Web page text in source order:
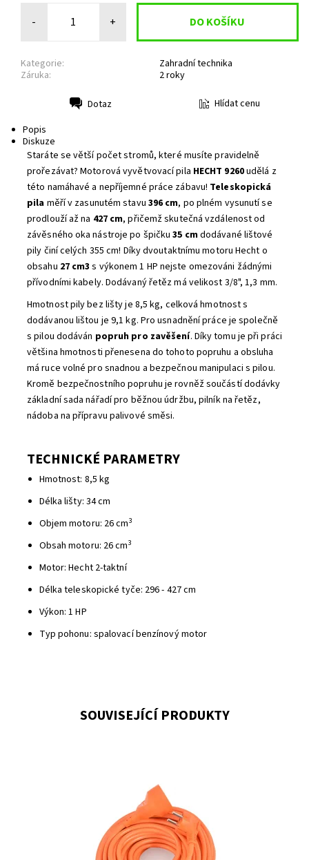
- +
Kategorie:
Zahradní technika
Záruka:
2 roky
Dotaz
Hlídat cenu
Popis
Diskuze
Staráte se větší počet stromů, které musíte pravidelně
prořezávat? Motorová vyvětvovací pila HECHT 9260udělá z
této namáhavé a nepříjemné práce zábavu! Teleskopická
pila měří v zasunutém stavu 396 cm, po plném vysunutí se
prodlouží až na 427 cm, přičemž skutečná vzdálenost od
závěsného oka nástroje po špičku35 cmdodávané lištové
pily činí celých 355 cm! Díky dvoutaktnímu motoru Hecht o
obsahu 27 cm3 s výkonem 1 HP nejste omezováni žádnými
přívodními kabely. Dodávaný řetěz má velikost 3/8", 1,3 mm.
Hmotnost pily bez lišty je 8,5 kg, celková hmotnost s
dodávanou lištou je 9,1 kg. Pro usnadnění práce je společně
s pilou dodáván popruh pro zavěšení. Díky tomu je při práci
většina hmotnosti přenesena do tohoto popruhu a obsluha
má ruce volné pro snadnou a bezpečnou manipulaci s pilou.
Kromě bezpečnostního popruhu je rovněž součástí dodávky
základní sada nářadí pro běžnou údržbu, pilník na řetěz,
nádoba na přípravu palivové směsi.
TECHNICKÉ PARAMETRY
Hmotnost: 8,5 kg
Délka lišty: 34 cm
Objem motoru: 26 cm3
Obsah motoru: 26 cm3
Motor: Hecht 2-taktní
Délka teleskopické tyče: 296 - 427 cm
Výkon: 1 HP
Typ pohonu: spalovací benzínový motor
SOUVISEJÍCÍ PRODUKTY
Prodlužovací kabel 20 m. Průřez vodiče 3 x1,5 mm
Skladem 1
1750
HECHT
2 roky